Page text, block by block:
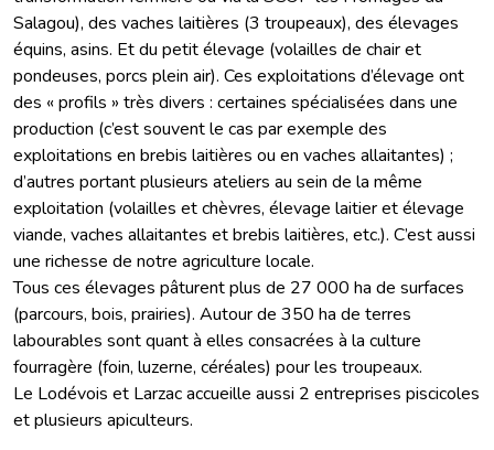
Salagou), des vaches laitières (3 troupeaux), des élevages
équins, asins. Et du petit élevage (volailles de chair et
pondeuses, porcs plein air). Ces exploitations d’élevage ont
des « profils » très divers : certaines spécialisées dans une
production (c’est souvent le cas par exemple des
exploitations en brebis laitières ou en vaches allaitantes) ;
d’autres portant plusieurs ateliers au sein de la même
exploitation (volailles et chèvres, élevage laitier et élevage
viande, vaches allaitantes et brebis laitières, etc.). C’est aussi
une richesse de notre agriculture locale.
Tous ces élevages pâturent plus de 27 000 ha de surfaces
(parcours, bois, prairies). Autour de 350 ha de terres
labourables sont quant à elles consacrées à la culture
fourragère (foin, luzerne, céréales) pour les troupeaux.
Le Lodévois et Larzac accueille aussi 2 entreprises piscicoles
et plusieurs apiculteurs.